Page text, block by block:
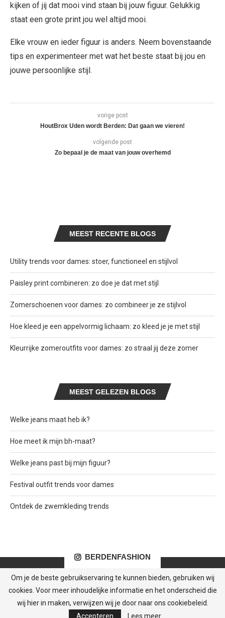
kijken of jij dat mooi vind staan bij jouw figuur. Gelukkig
staat een grote print jou wel altijd mooi.
Elke vrouw en ieder figuur is anders. Neem bovenstaande
tips en experimenteer met wat het beste staat bij jou en
jouwe persoonlijke stijl.
vorige post
HoutBrox Uden wordt Berden: Dat gaan we vieren!
volgende post
Zo bepaal je de maat van jouw overhemd
MEEST RECENTE BLOGS
Utility trends voor dames: stoer, functioneel en stijlvol
Paisley print combineren: zo doe je dat met stijl
Zomerschoenen voor dames: zo combineer je ze stijlvol
Hoe kleed je een appelvormig lichaam: zo kleed je je met stijl
Kleurrijke zomeroutfits voor dames: zo straal jij deze zomer
MEEST GELEZEN BLOGS
Welke jeans maat heb ik?
Hoe meet ik mijn bh-maat?
Welke jeans past bij mijn figuur?
Festival outfit trends voor dames
Ontdek de zwemkleding trends
BERDENFASHION
© Berden Fashion. Alle rechten voorbehouden.
Om je de beste gebruikservaring te kunnen bieden, gebruiken wij
cookies. Voor meer inhoudelijke informatie en het onderscheid die
wij hier in maken, verwijzen wij je door naar ons cookiebeleid.
Accepteren
Lees meer